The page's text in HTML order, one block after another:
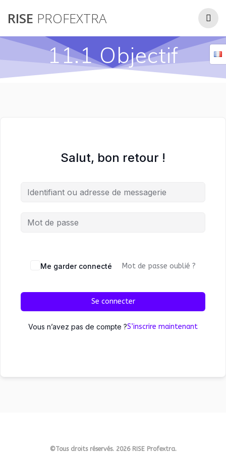
RISE PROFEXTRA
11.1 Objectif
Salut, bon retour !
Me garder connecté Mot de passe oublié ?
Se connecter
Vous n’avez pas de compte ?S’inscrire maintenant
©Tous droits réservés. 2026 RISE Profextra.